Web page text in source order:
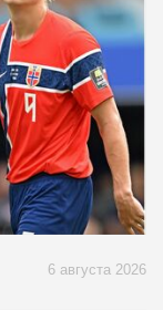
6 августа 2026